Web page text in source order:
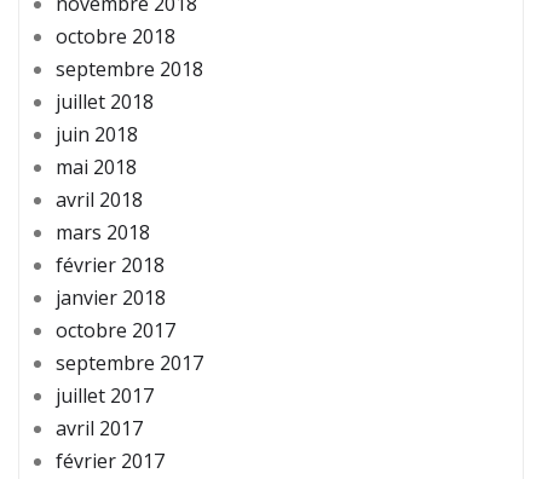
octobre 2018
septembre 2018
juillet 2018
juin 2018
mai 2018
avril 2018
mars 2018
février 2018
janvier 2018
octobre 2017
septembre 2017
juillet 2017
avril 2017
février 2017